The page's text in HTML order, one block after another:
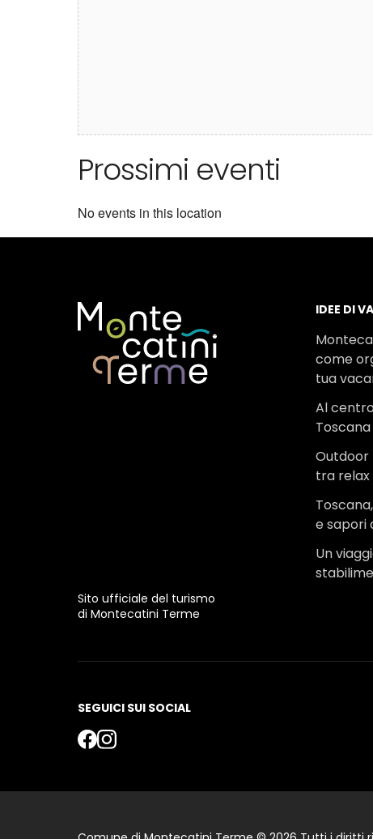
Prossimi eventi
No events in this location
Sito ufficiale del turismo
di Montecatini Terme
IDEE DI
come
tua
Al
Toscana
Outdoor
tra
e sapori
Un
SEGUICI SUI SOCIAL